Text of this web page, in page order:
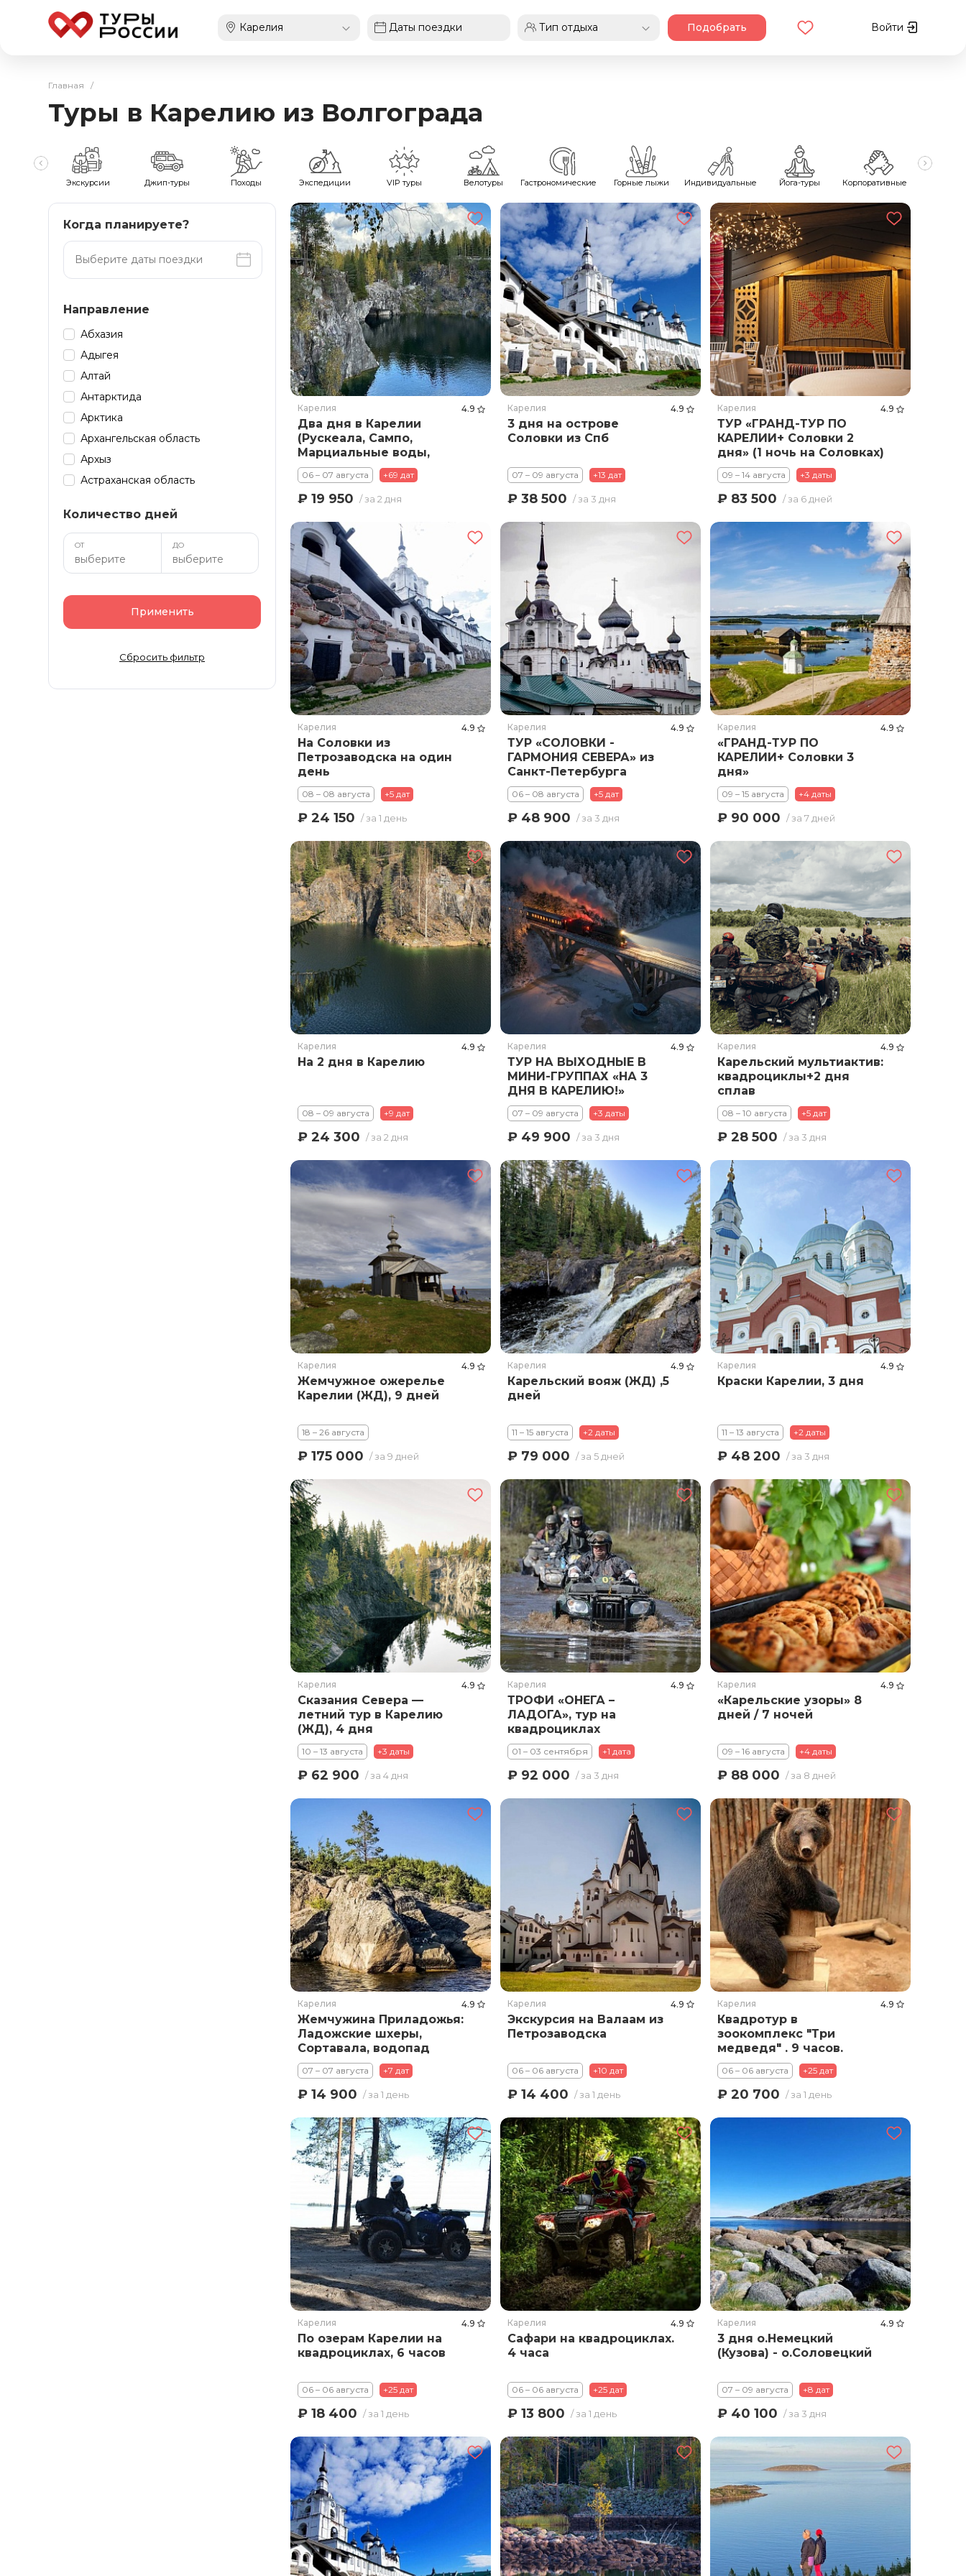
Подобрать Войти
Главная /
Туры в Карелию из Волгограда
Экскурсии Джип-туры Походы Экспедиции VIP туры Велотуры Гастрономические Горные лыжи Индивидуальные Йога-туры Корпоративные
Когда планируете?
Направление
Абхазия
Адыгея
Алтай
Антарктида
Арктика
Архангельская область
Архыз
Астраханская область
Башкирия
Бурятия
Дагестан
Забайкалье
Зарубеж
Иркутская область
Количество дней
ОТ ДО
Применить
Сбросить фильтр
Карелия 4.9
Два дня в Карелии
(Рускеала, Сампо,
Марциальные воды,
Гирвас, Кивач)
06 – 07 августа +69 дат
₽ 19 950 / за 2 дня
Карелия 4.9
3 дня на острове
Соловки из Спб
07 – 09 августа +13 дат
₽ 38 500 / за 3 дня
Карелия 4.9
ТУР «ГРАНД-ТУР ПО
КАРЕЛИИ+ Соловки 2
дня» (1 ночь на Соловках)
09 – 14 августа +3 даты
₽ 83 500 / за 6 дней
Карелия 4.9
На Соловки из
Петрозаводска на один
день
08 – 08 августа +5 дат
₽ 24 150 / за 1 день
Карелия 4.9
ТУР «СОЛОВКИ -
ГАРМОНИЯ СЕВЕРА» из
Санкт-Петербурга
06 – 08 августа +5 дат
₽ 48 900 / за 3 дня
Карелия 4.9
«ГРАНД-ТУР ПО
КАРЕЛИИ+ Соловки 3
дня»
09 – 15 августа +4 даты
₽ 90 000 / за 7 дней
Карелия 4.9
На 2 дня в Карелию
08 – 09 августа +9 дат
₽ 24 300 / за 2 дня
Карелия 4.9
ТУР НА ВЫХОДНЫЕ В
МИНИ-ГРУППАХ «НА 3
ДНЯ В КАРЕЛИЮ!»
07 – 09 августа +3 даты
₽ 49 900 / за 3 дня
Карелия 4.9
Карельский мультиактив:
квадроциклы+2 дня
сплав
08 – 10 августа +5 дат
₽ 28 500 / за 3 дня
Карелия 4.9
Жемчужное ожерелье
Карелии (ЖД), 9 дней
18 – 26 августа
₽ 175 000 / за 9 дней
Карелия 4.9
Карельский вояж (ЖД) ,5
дней
11 – 15 августа +2 даты
₽ 79 000 / за 5 дней
Карелия 4.9
Краски Карелии, 3 дня
11 – 13 августа +2 даты
₽ 48 200 / за 3 дня
Карелия 4.9
Сказания Севера —
летний тур в Карелию
(ЖД), 4 дня
10 – 13 августа +3 даты
₽ 62 900 / за 4 дня
Карелия 4.9
ТРОФИ «ОНЕГА –
ЛАДОГА», тур на
квадроциклах
01 – 03 сентября +1 дата
₽ 92 000 / за 3 дня
Карелия 4.9
«Карельские узоры» 8
дней / 7 ночей
09 – 16 августа +4 даты
₽ 88 000 / за 8 дней
Карелия 4.9
Жемчужина Приладожья:
Ладожские шхеры,
Сортавала, водопад
Белые Мосты
(Юканкоски)
07 – 07 августа +7 дат
₽ 14 900 / за 1 день
Карелия 4.9
Экскурсия на Валаам из
Петрозаводска
06 – 06 августа +10 дат
₽ 14 400 / за 1 день
Карелия 4.9
Квадротур в
зоокомплекс "Три
медведя" . 9 часов.
06 – 06 августа +25 дат
₽ 20 700 / за 1 день
Карелия 4.9
По озерам Карелии на
квадроциклах, 6 часов
06 – 06 августа +25 дат
₽ 18 400 / за 1 день
Карелия 4.9
Сафари на квадроциклах.
4 часа
06 – 06 августа +25 дат
₽ 13 800 / за 1 день
Карелия 4.9
3 дня о.Немецкий
(Кузова) - о.Соловецкий
07 – 09 августа +8 дат
₽ 40 100 / за 3 дня